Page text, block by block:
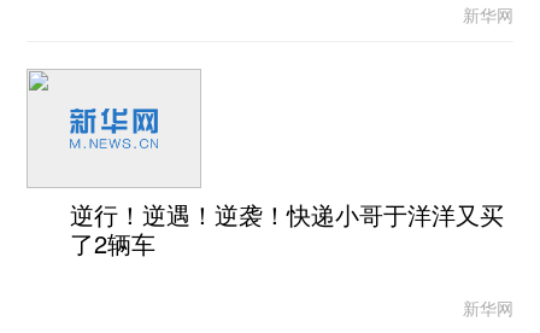
新华网
逆行！逆遇！逆袭！快递小哥于洋洋又买
了2辆车
新华网